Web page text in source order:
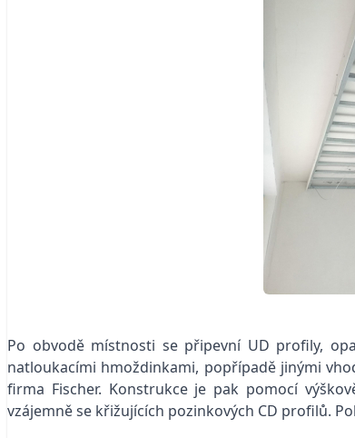
Po obvodě místnosti se připevní UD profily,
natloukacími hmoždinkami, popřípadě jinými
firma Fischer. Konstrukce je pak pomocí
vzájemně se křižujících pozinkových CD profilů.